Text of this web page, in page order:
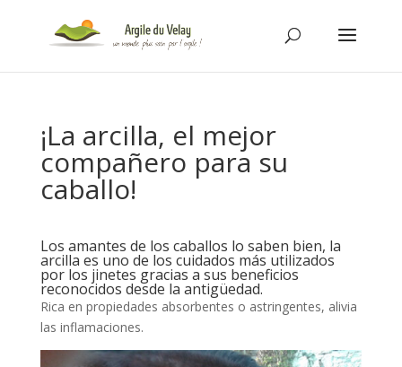
¡La arcilla, el mejor
compañero para su
caballo!
Los amantes de los caballos lo saben bien, la
arcilla es uno de los cuidados más utilizados
por los jinetes gracias a sus beneficios
reconocidos desde la antigüedad.
Rica en propiedades absorbentes o astringentes, alivia
las inflamaciones.